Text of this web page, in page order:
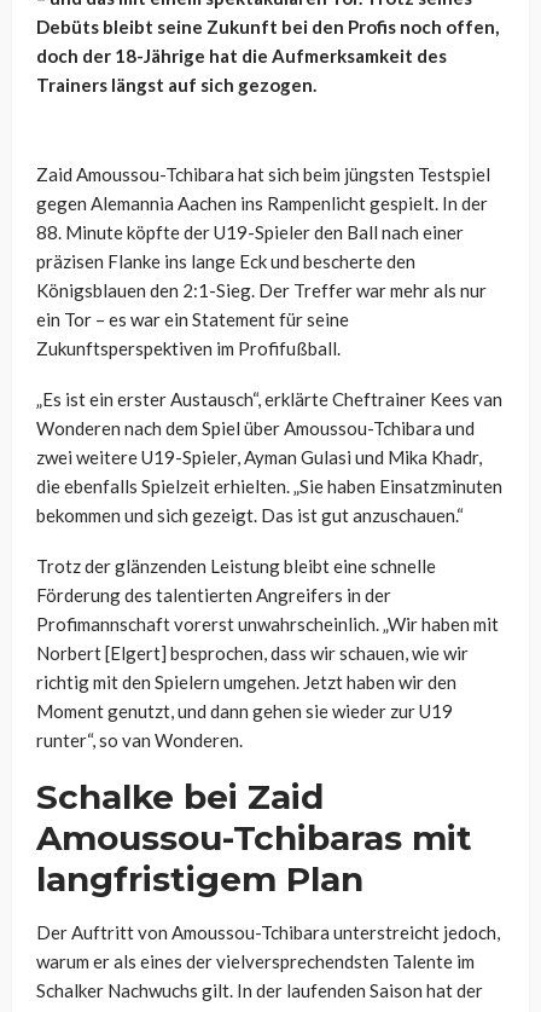
Debüts bleibt seine Zukunft bei den Profis noch offen,
doch der 18-Jährige hat die Aufmerksamkeit des
Trainers längst auf sich gezogen.
Zaid Amoussou-Tchibara hat sich beim jüngsten Testspiel
gegen Alemannia Aachen ins Rampenlicht gespielt. In der
88. Minute köpfte der U19-Spieler den Ball nach einer
präzisen Flanke ins lange Eck und bescherte den
Königsblauen den 2:1-Sieg. Der Treffer war mehr als nur
ein Tor – es war ein Statement für seine
Zukunftsperspektiven im Profifußball.
„Es ist ein erster Austausch“, erklärte Cheftrainer Kees van
Wonderen nach dem Spiel über Amoussou-Tchibara und
zwei weitere U19-Spieler, Ayman Gulasi und Mika Khadr,
die ebenfalls Spielzeit erhielten. „Sie haben Einsatzminuten
bekommen und sich gezeigt. Das ist gut anzuschauen.“
Trotz der glänzenden Leistung bleibt eine schnelle
Förderung des talentierten Angreifers in der
Profimannschaft vorerst unwahrscheinlich. „Wir haben mit
Norbert [Elgert] besprochen, dass wir schauen, wie wir
richtig mit den Spielern umgehen. Jetzt haben wir den
Moment genutzt, und dann gehen sie wieder zur U19
runter“, so van Wonderen.
Schalke bei Zaid
Amoussou-Tchibaras mit
langfristigem Plan
Der Auftritt von Amoussou-Tchibara unterstreicht jedoch,
warum er als eines der vielversprechendsten Talente im
Schalker Nachwuchs gilt. In der laufenden Saison hat der